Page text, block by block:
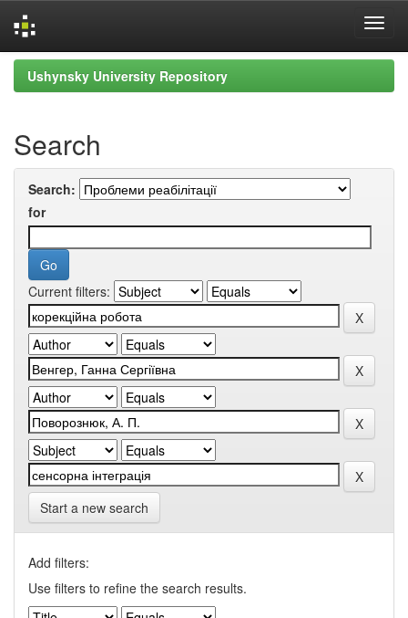
Skip
navigation
Ushynsky University Repository
Search
Search:
for
Current filters:
Start a new search
Add filters:
Use filters to refine the search results.